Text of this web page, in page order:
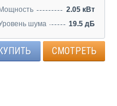
Мощность
2.05 кВт
шума
19.5 дБ
СМОТРЕТЬ